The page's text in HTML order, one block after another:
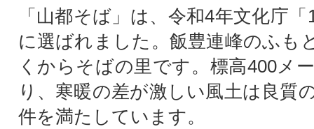
「山都そば」は、令和4年文化庁
に選ばれました。飯豊連峰のふも
くからそばの里です。標高400メ
り、寒暖の差が激しい風土は良質
件を満たしています。